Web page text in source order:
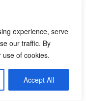
experience, serve
our traffic. By
use of cookies.
Accept All
Wild
aus natürlichen
Fettstoff sowie
wirkt stark
über